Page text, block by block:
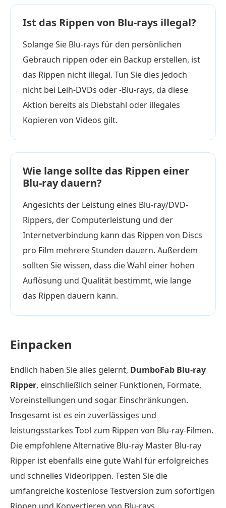
Ist das Rippen von Blu-rays illegal?
Solange Sie Blu-rays für den persönlichen
Gebrauch rippen oder ein Backup erstellen, ist
das Rippen nicht illegal. Tun Sie dies jedoch
nicht bei Leih-DVDs oder -Blu-rays, da diese
Aktion bereits als Diebstahl oder illegales
Kopieren von Videos gilt.
Wie lange sollte das Rippen einer
Blu-ray dauern?
Angesichts der Leistung eines Blu-ray/DVD-
Rippers, der Computerleistung und der
Internetverbindung kann das Rippen von Discs
pro Film mehrere Stunden dauern. Außerdem
sollten Sie wissen, dass die Wahl einer hohen
Auflösung und Qualität bestimmt, wie lange
das Rippen dauern kann.
Einpacken
Endlich haben Sie alles gelernt, DumboFab Blu-ray
Ripper, einschließlich seiner Funktionen, Formate,
Voreinstellungen und sogar Einschränkungen.
Insgesamt ist es ein zuverlässiges und
leistungsstarkes Tool zum Rippen von Blu-ray-Filmen.
Die empfohlene Alternative Blu-ray Master Blu-ray
Ripper ist ebenfalls eine gute Wahl für erfolgreiches
und schnelles Videorippen. Testen Sie die
umfangreiche kostenlose Testversion zum sofortigen